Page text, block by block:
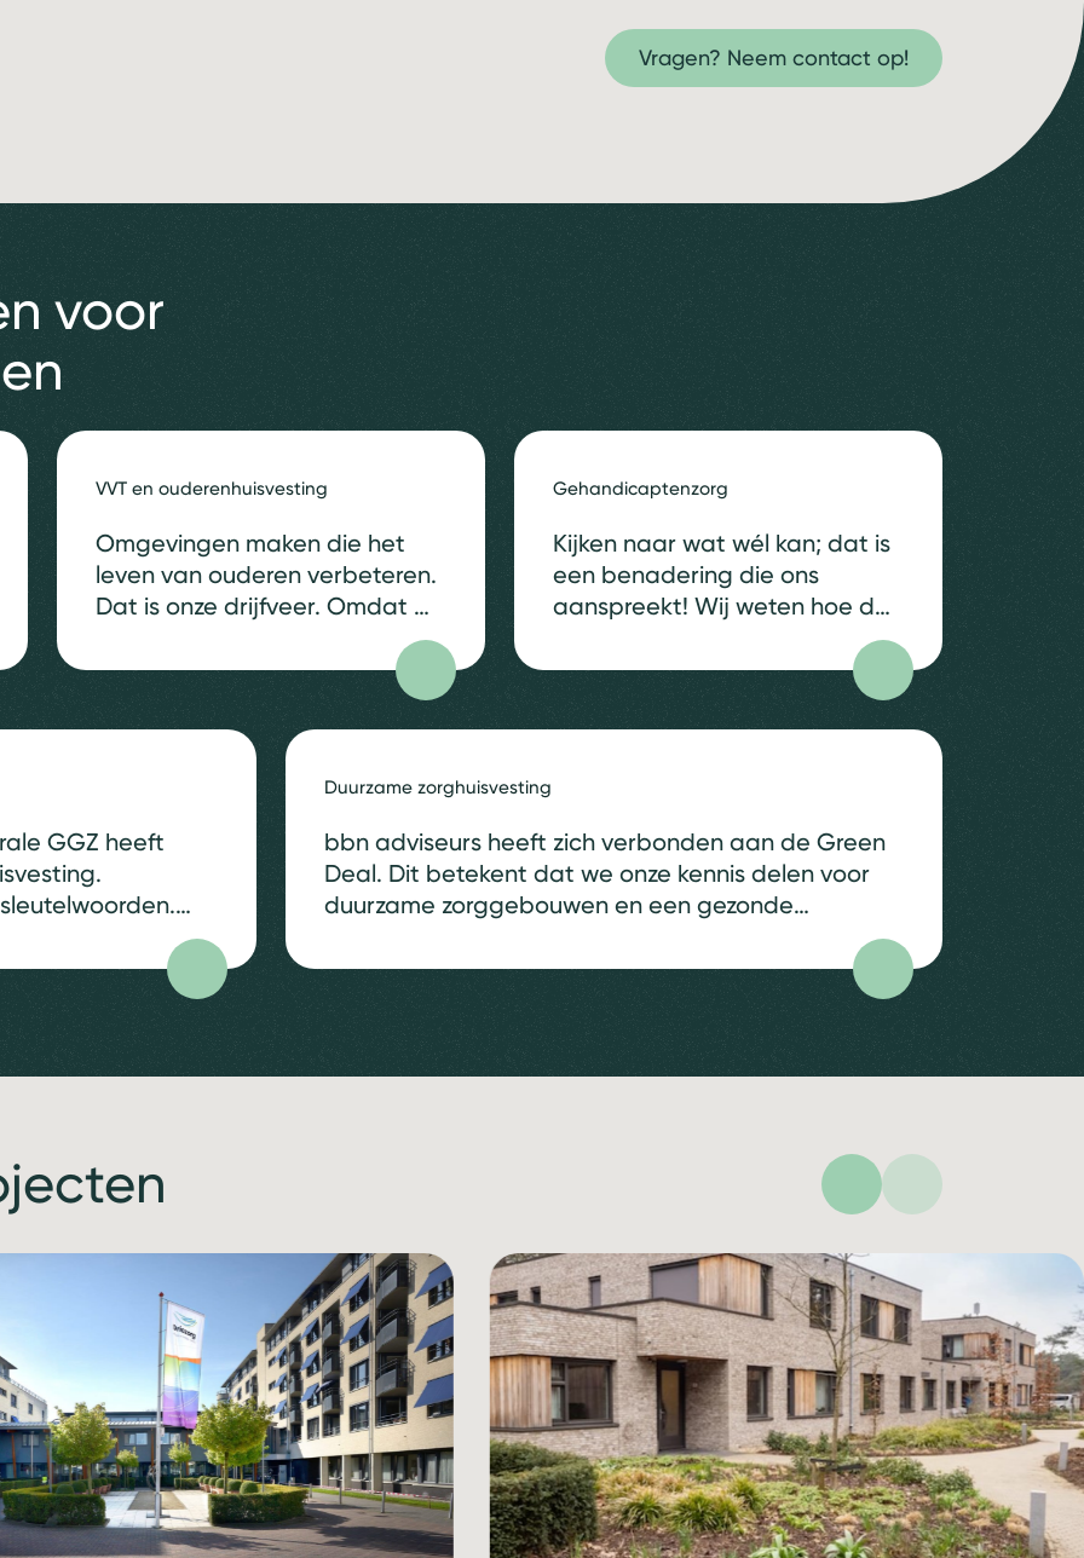
Vragen? Neem contact op!
voor
VVT en ouderenhuisvesting
Omgevingen maken die het
leven van ouderen verbeteren.
Dat is onze drijfveer. Omdat we
omgeving kan bijdragen aan
gebruikers, zorgvragers en
zorgprofessionals.
Zorghuisvesting en de
omgeving kunnen bijdragen
aan verbinding,
zelfstandigheid, eigenwaarde,
woon- en werkcomfort en een
veilig thuisgevoel. Meer
welbevinden voor…
Gehandicaptenzorg
Kijken naar wat wél kan; dat is
een benadering die ons
aanspreekt! Wij weten hoe de
bijdragen om zo zelfstandig als
mogelijk te wonen, te werken
en vrije tijd te besteden.
aan verbinding,
zelfstandigheid, eigenwaarde,
woon- en werkcomfort en een
veilig…
GGZ heeft
situatie is
wij bijdragen aan
Duurzame zorghuisvesting
bbn adviseurs heeft zich verbonden aan de Green
Deal. Dit betekent dat we onze kennis delen voor
duurzame zorggebouwen en een gezonde
ontstaan vanuit persoonlijke motivatie, vanuit
succesvolle elementen van onze projecten en vanuit